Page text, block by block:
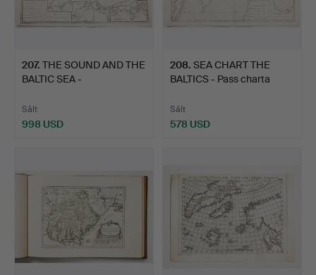
207. THE SOUND AND THE
BALTIC SEA -
Sålt
998 USD
208. SEA CHART THE
BALTICS - Pass charta
Sålt
578 USD